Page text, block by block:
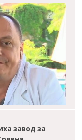
завод за